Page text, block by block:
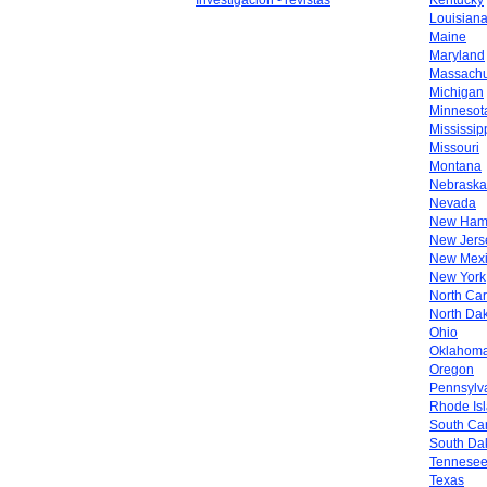
Louisiana
Maine
Maryland
Michigan
Missouri
Montana
Nebraska
Nevada
New
New
New
New York
North
North
Ohio
Oregon
Rhode
South
South
Tennesee
Texas